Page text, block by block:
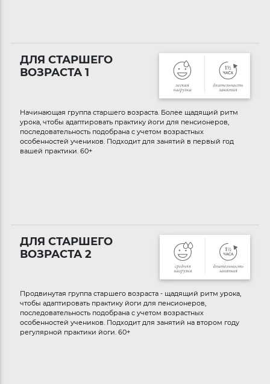
ДЛЯ СТАРШЕГО
ВОЗРАСТА 1
Начинающая группа старшего возраста. Более щадящий ритм
урока, чтобы адаптировать практику йоги для пенсионеров,
последовательность подобрана с учетом возрастных
особенностей учеников. Подходит для занятий в первый год
вашей практики. 60+
ДЛЯ СТАРШЕГО
ВОЗРАСТА 2
Продвинутая группа старшего возраста - щадящий ритм урока,
чтобы адаптировать практику йоги для пенсионеров,
последовательность подобрана с учетом возрастных
особенностей учеников. Подходит для занятий на втором году
регулярной практики йоги. 60+